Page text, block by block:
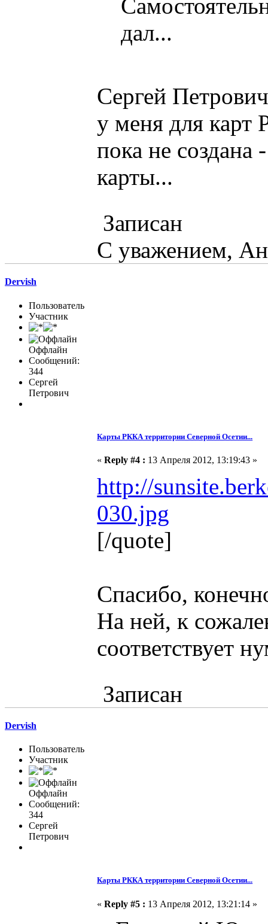
дал...
Сергей
у меня для карт
пока не создана
карты...
Записан
С уважением,
Dervish
Пользователь
Участник
Оффлайн
Сообщений:
344
Сергей
Петрович
Карты РККА территории Северной Осетии...
«Reply #4 : 13 Апреля 2012, 13:19:43 »
http://
030.jpg
[/quote]
Спасибо,
На ней, к
соответствует
Записан
Dervish
Пользователь
Участник
Оффлайн
Сообщений:
344
Сергей
Петрович
Карты РККА территории Северной Осетии...
«Reply #5 : 13 Апреля 2012, 13:21:14 »